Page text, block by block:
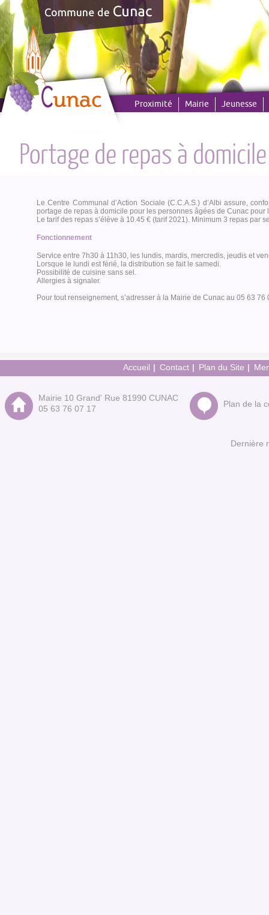
Proximité Mairie Jeunesse
Portage de repas à domicile
Le Centre Communal d’Action Sociale (C.C.A.S.) d’Albi assure,
portage de repas à domicile pour les personnes âgées de Cunac pour
Le tarif des repas s’élève à 10.45 € (tarif 2021). Minimum 3 repas par
Fonctionnement
Service entre 7h30 à 11h30, les lundis, mardis, mercredis, jeudis et
Lorsque le lundi est férié, la distribution se fait le samedi.
Possibilité de cuisine sans sel.
Allergies à signaler.
Pour tout renseignement, s’adresser à la Mairie de Cunac au 05 63 76
Accueil Contact Plan du Site
Mairie 10 Grand' Rue 81990 CUNAC
05 63 76 07 17
Plan de la
Dernière
Panneau de gestion des cookies